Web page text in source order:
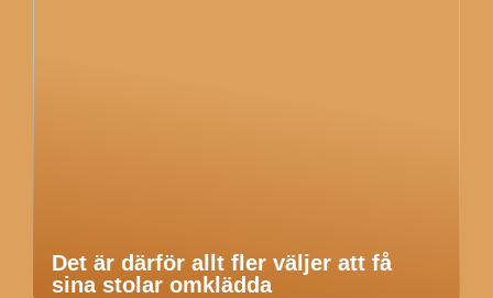
Det är därför allt fler väljer att få
sina stolar omklädda